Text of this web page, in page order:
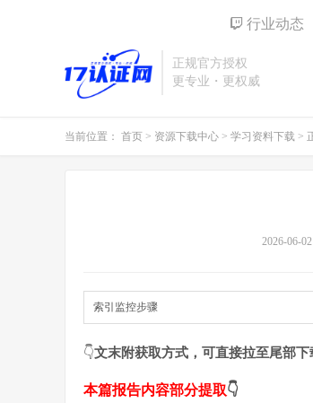
正规官方授权
更专业・更权威
行业动态
当前位置： 首页 > 资源下载中心 > 学习资料下载 >
2026-06-02
索引监控步骤
👇文末附获取方式，可直接拉至尾部下
本篇报告内容部分提取👇